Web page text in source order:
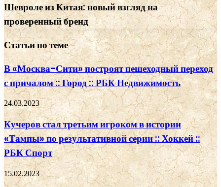
Шевроле из Китая: новый взгляд на
проверенный бренд
Статьи по теме
В «Москва-Сити» построят пешеходный переход
с причалом :: Город :: РБК Недвижимость
24.03.2023
Кучеров стал третьим игроком в истории
«Тампы» по результативной серии :: Хоккей ::
РБК Спорт
15.02.2023